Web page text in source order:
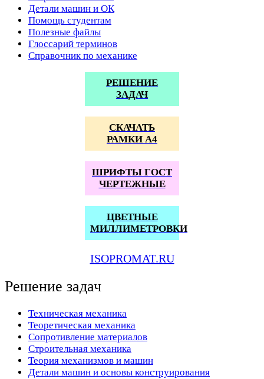
Детали машин и ОК
Помощь студентам
Полезные файлы
Глоссарий терминов
Справочник по механике
РЕШЕНИЕ
ЗАДАЧ
СКАЧАТЬ
РАМКИ А4
ШРИФТЫ ГОСТ
ЧЕРТЕЖНЫЕ
ЦВЕТНЫЕ
МИЛЛИМЕТРОВКИ
ISOPROMAT.RU
Решение задач
Техническая механика
Теоретическая механика
Сопротивление материалов
Строительная механика
Теория механизмов и машин
Детали машин и основы конструирования